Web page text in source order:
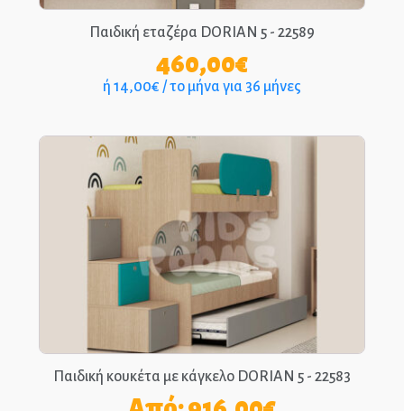
Παιδική εταζέρα DORIAN 5 - 22589
460,00€
ή 14,00€ / το μήνα για 36 μήνες
Παιδική κουκέτα με κάγκελο DORIAN 5 - 22583